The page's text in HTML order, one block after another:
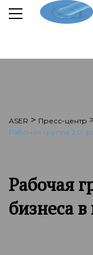
ASER > Пресс-центр
Рабочая группа 2.0:
Рабочая
бизнеса